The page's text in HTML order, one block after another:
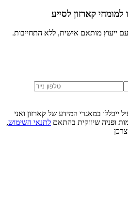
קארזון לסייע
ייעוץ מותאם אישית, ללא התחייבות.
ייכללו במאגרי המידע של קארזון ואני
ופניה שיווקית בהתאם לתנאי השימוש,